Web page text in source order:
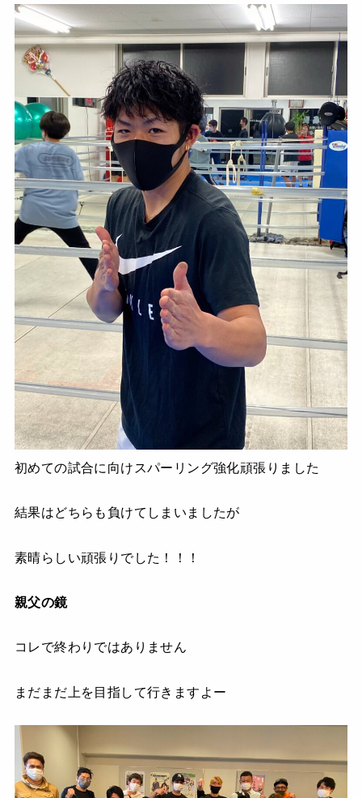
初めての試合に向けスパーリング強化頑張りました
結果はどちらも負けてしまいましたが
素晴らしい頑張りでした！！！
親父の鏡
コレで終わりではありません
まだまだ上を目指して行きますよー